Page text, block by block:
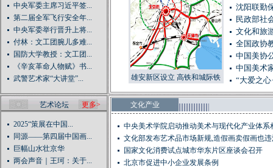
中央军委主席习近平签...
第二届全军飞行安全年...
中央军委举行晋升上将...
付林：文工团腕儿多难...
国防大学教授：文工团...
《辛亥革命人物赋》书...
武警艺术家“大讲堂”...
雄安新区设立 高铁和城际铁
沈阳联勤
民政部社
文化和旅
全国政协
中国美协
中国美术
“大爱之
艺术论坛 更多>
2025“策展在中国...
同源——第四届中国画...
巨幅山水壮京华
两会声音｜王珂：关于...
文化产业
中央美术学院启动推动美术与现代化产业体系
动...文化部发布艺术品市场新规,造假画卖假画也
国家文化消费试点城市华东片区座谈会召开
北京市促进中小企业发展条例